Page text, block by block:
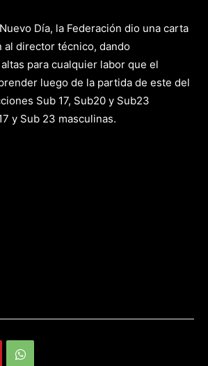
Día, la Federación dio una carta
al director técnico, dando
para cualquier labor que el
luego de la partida de este del
Sub 17, Sub20 y Sub23
y Sub 23 masculinas.